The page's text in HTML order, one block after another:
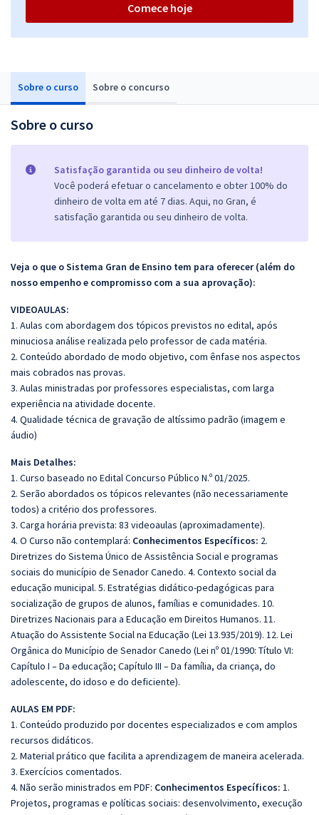
Sobre o curso Sobre o concurso
Sobre o curso
Satisfação garantida ou seu dinheiro de volta!
Você poderá efetuar o cancelamento e obter 100% do
dinheiro de volta em até 7 dias. Aqui, no Gran, é
satisfação garantida ou seu dinheiro de volta.
Veja o que o Sistema Gran de Ensino tem para oferecer (além do
nosso empenho e compromisso com a sua aprovação):
VIDEOAULAS:
1. Aulas com abordagem dos tópicos previstos no edital, após
minuciosa análise realizada pelo professor de cada matéria.
2. Conteúdo abordado de modo objetivo, com ênfase nos aspectos
mais cobrados nas provas.
3. Aulas ministradas por professores especialistas, com larga
experiência na atividade docente.
4. Qualidade técnica de gravação de altíssimo padrão (imagem e
áudio)
Mais Detalhes:
1. Curso baseado no Edital Concurso Público N.º 01/2025.
2. Serão abordados os tópicos relevantes (não necessariamente
todos) a critério dos professores.
3. Carga horária prevista: 83 videoaulas (aproximadamente).
4. O Curso não contemplará: Conhecimentos Específicos: 2.
Diretrizes do Sistema Único de Assistência Social e programas
sociais do município de Senador Canedo. 4. Contexto social da
educação municipal. 5. Estratégias didático-pedagógicas para
socialização de grupos de alunos, famílias e comunidades. 10.
Diretrizes Nacionais para a Educação em Direitos Humanos. 11.
Atuação do Assistente Social na Educação (Lei 13.935/2019). 12. Lei
Orgânica do Município de Senador Canedo (Lei nº 01/1990: Título VI:
Capítulo I – Da educação; Capítulo III – Da família, da criança, do
adolescente, do idoso e do deficiente).
AULAS EM PDF:
1. Conteúdo produzido por docentes especializados e com amplos
recursos didáticos.
2. Material prático que facilita a aprendizagem de maneira acelerada.
3. Exercícios comentados.
4. Não serão ministrados em PDF: Conhecimentos Específicos: 1.
Projetos, programas e políticas sociais: desenvolvimento, execução
Comece hoje